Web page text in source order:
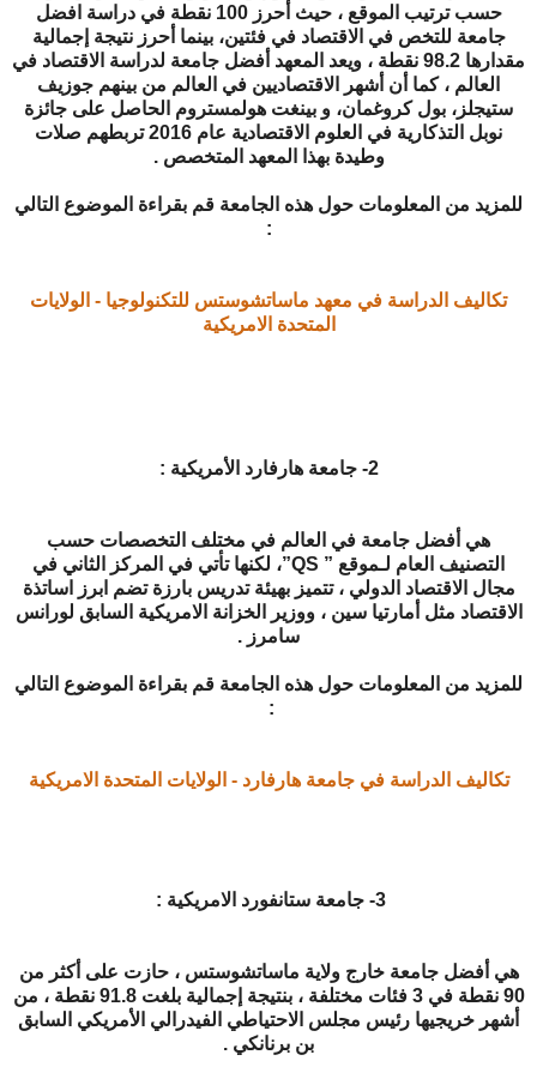
حسب ترتيب الموقع ، حيث أحرز 100 نقطة في دراسة افضل
جامعة للتخص في الاقتصاد في فئتين، بينما أحرز نتيجة إجمالية
مقدارها 98.2 نقطة ، ويعد المعهد أفضل جامعة لدراسة الاقتصاد في
العالم ، كما أن أشهر الاقتصاديين في العالم من بينهم جوزيف
ستيجلز، بول كروغمان، و بينغت هولمستروم الحاصل على جائزة
نوبل التذكارية في العلوم الاقتصادية عام 2016 تربطهم صلات
وطيدة بهذا المعهد المتخصص .
للمزيد من المعلومات حول هذه الجامعة قم بقراءة الموضوع التالي
:
تكاليف الدراسة في معهد ماساتشوستس للتكنولوجيا - الولايات
المتحدة الامريكية
2- جامعة هارفارد الأمريكية :
هي أفضل جامعة في العالم في مختلف التخصصات حسب
التصنيف العام لـموقع ” QS”، لكنها تأتي في المركز الثاني في
مجال الاقتصاد الدولي ، تتميز بهيئة تدريس بارزة تضم ابرز اساتذة
الاقتصاد مثل أمارتيا سين ، ووزير الخزانة الامريكية السابق لورانس
سامرز .
للمزيد من المعلومات حول هذه الجامعة قم بقراءة الموضوع التالي
:
تكاليف الدراسة في جامعة هارفارد - الولايات المتحدة الامريكية
3- جامعة ستانفورد الامريكية :
هي أفضل جامعة خارج ولاية ماساتشوستس ، حازت على أكثر من
90 نقطة في 3 فئات مختلفة ، بنتيجة إجمالية بلغت 91.8 نقطة ، من
أشهر خريجيها رئيس مجلس الاحتياطي الفيدرالي الأمريكي السابق
بن برنانكي .